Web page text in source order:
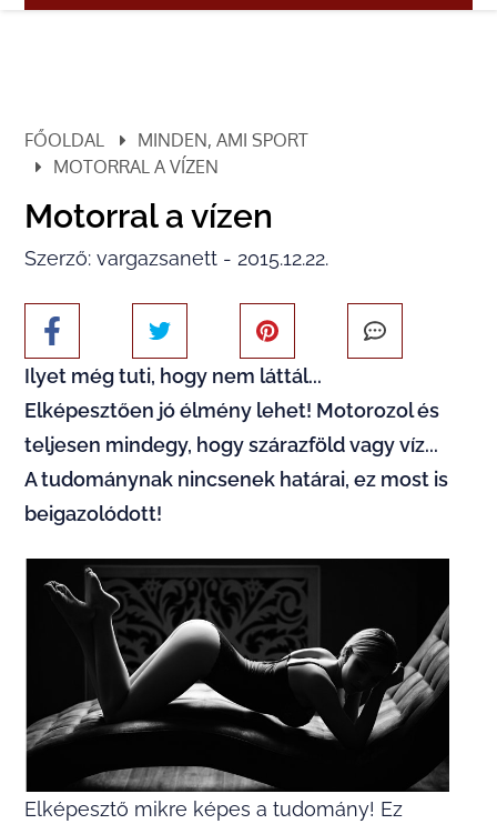
FŐOLDAL
MINDEN, AMI SPORT
MOTORRAL A VÍZEN
Motorral a vízen
Szerző: vargazsanett - 2015.12.22.
Ilyet még tuti, hogy nem láttál...
Elképesztően jó élmény lehet! Motorozol és
teljesen mindegy, hogy szárazföld vagy víz...
A tudománynak nincsenek határai, ez most is
beigazolódott!
Elképesztő mikre képes a tudomány! Ez